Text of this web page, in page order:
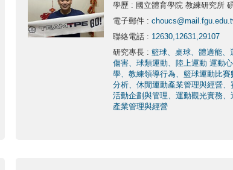
學歷 : 國立體育學院 教練研究所
電子郵件 :
聯絡電話 : 12630,12631,29107
研究專長 : 籃球、桌球、體適能、
傷害、球類運動、陸上運動 運動
學、教練領導行為、籃球運動比賽
分析、休閒運動產業管理與經營、
活動企劃與管理、運動觀光實務、
產業管理與經營